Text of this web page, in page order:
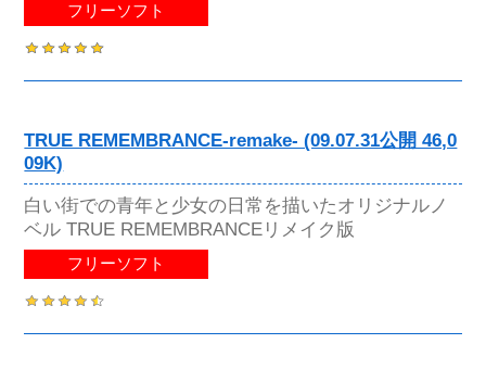
フリーソフト
TRUE REMEMBRANCE-remake- (09.07.31公開 46,0
09K)
白い街での青年と少女の日常を描いたオリジナルノ
ベル TRUE REMEMBRANCEリメイク版
フリーソフト